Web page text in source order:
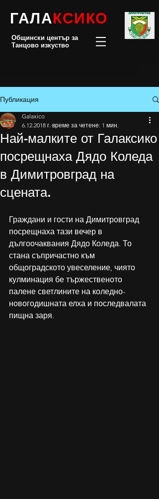
ГАЛАКСИКО
Общински център за
Танцово изкуство
Публикация
Най-малките от Галаксико
посрещнаха Дядо Коледа
в Димитровград на
сцената.
Galaxico
6.12.2018 г. време за четене: 1 мин.
Граждани и гости на Димитровград
посрещнаха тази вечер в
дългоочаквания Дядо Коледа. То
стана съпричастно към
общоградското увеселение, чиято
кулминация бе тържественото
палене светлините на коледно-
новогодишната елха и последвалата
пищна заря.